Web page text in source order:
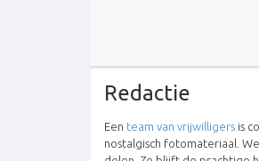
Redactie
Een team van vrijwilligers is
nostalgisch fotomateriaal.